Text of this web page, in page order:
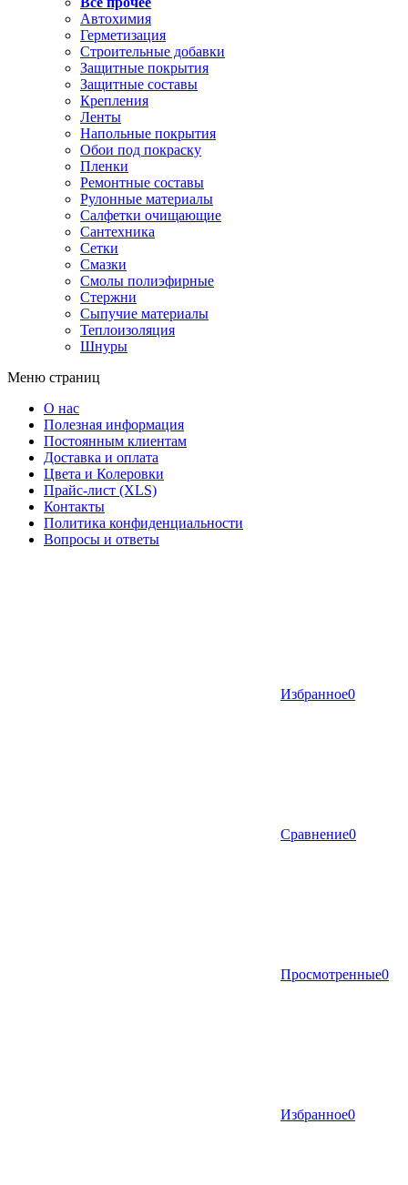
Автохимия
Герметизация
Строительные добавки
Защитные покрытия
Защитные составы
Крепления
Ленты
Напольные покрытия
Обои под покраску
Пленки
Ремонтные составы
Рулонные материалы
Салфетки очищающие
Сантехника
Сетки
Смазки
Смолы полиэфирные
Стержни
Сыпучие материалы
Теплоизоляция
Шнуры
Меню страниц
О нас
Полезная информация
Постоянным клиентам
Доставка и оплата
Цвета и Колеровки
Прайс-лист (XLS)
Контакты
Политика конфиденциальности
Вопросы и ответы
Избранное0
Сравнение0
Просмотренные0
Избранное0